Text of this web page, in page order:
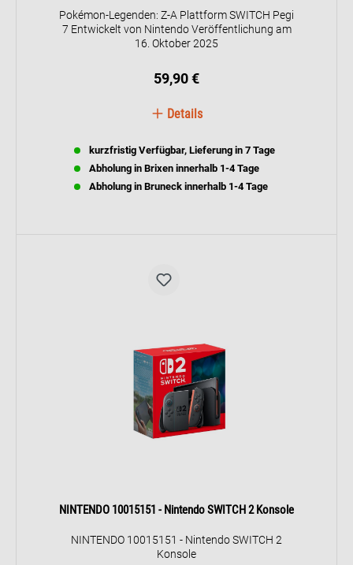
Pokémon-Legenden: Z-A Plattform SWITCH Pegi
7 Entwickelt von Nintendo Veröffentlichung am
16. Oktober 2025
59,90 €
Details
kurzfristig Verfügbar, Lieferung in 7 Tage
Abholung in Brixen innerhalb 1-4 Tage
Abholung in Bruneck innerhalb 1-4 Tage
NINTENDO 10015151 - Nintendo SWITCH 2 Konsole
NINTENDO 10015151 - Nintendo SWITCH 2
Konsole